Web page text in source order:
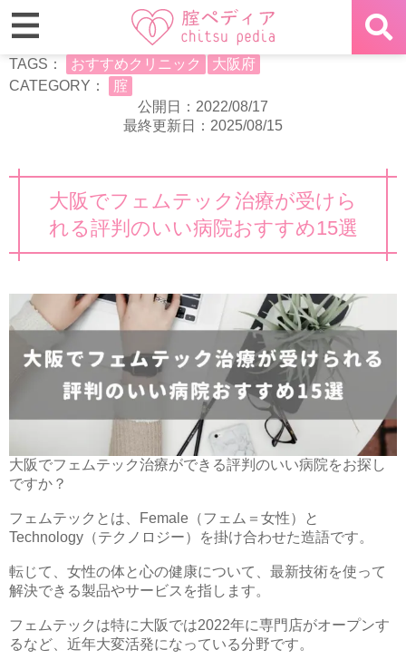
TAGS： おすすめクリニック
大阪府
CATEGORY：
腟
公開日：2022/08/17
最終更新日：2025/08/15
大阪でフェムテック治療が受けら
れる評判のいい病院おすすめ15選
大阪でフェムテック治療ができる評判のいい病院をお探し
ですか？
フェムテックとは、Female（フェム＝女性）と
Technology（テクノロジー）を掛け合わせた造語です。
転じて、女性の体と心の健康について、最新技術を使って
解決できる製品やサービスを指します。
フェムテックは特に大阪では2022年に専門店がオープンす
るなど、近年大変活発になっている分野です。